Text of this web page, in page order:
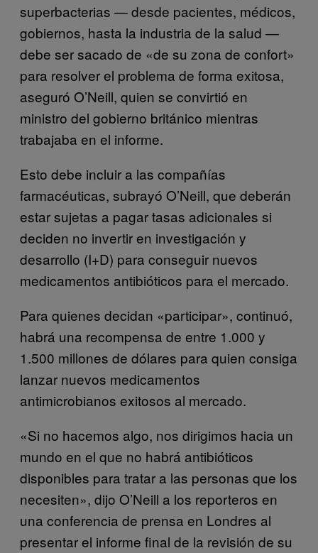
superbacterias — desde pacientes, médicos,
gobiernos, hasta la industria de la salud —
debe ser sacado de «de su zona de confort»
para resolver el problema de forma exitosa,
aseguró O’Neill, quien se convirtió en
ministro del gobierno británico mientras
trabajaba en el informe.
Esto debe incluir a las compañías
farmacéuticas, subrayó O’Neill, que deberán
estar sujetas a pagar tasas adicionales si
deciden no invertir en investigación y
desarrollo (I+D) para conseguir nuevos
medicamentos antibióticos para el mercado.
Para quienes decidan «participar», continuó,
habrá una recompensa de entre 1.000 y
1.500 millones de dólares para quien consiga
lanzar nuevos medicamentos
antimicrobianos exitosos al mercado.
«Si no hacemos algo, nos dirigimos hacia un
mundo en el que no habrá antibióticos
disponibles para tratar a las personas que los
necesiten», dijo O’Neill a los reporteros en
una conferencia de prensa en Londres al
presentar el informe final de la revisión de su